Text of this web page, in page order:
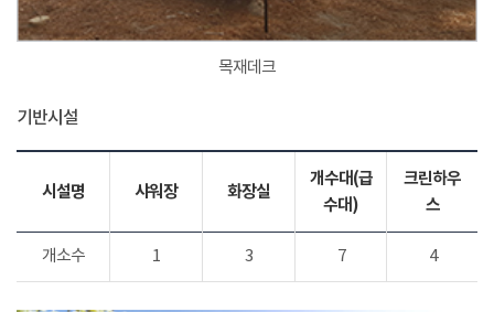
목재데크
기반시설
시설명 샤워장 화장실
개수대(급
수대)
크린하우
스
개소수 1 3 7 4